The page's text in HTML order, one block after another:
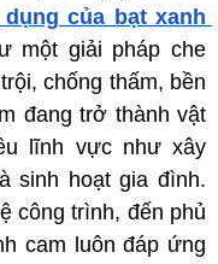
của bạt xanh
một giải pháp che
chống thấm, bền
đang trở thành vật
lĩnh vực như xây
sinh hoạt gia đình.
công trình, đến phủ
cam luôn đáp ứng